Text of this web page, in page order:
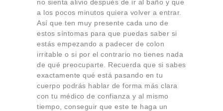
no sienta alivio después de ir al baño y que
a los pocos minutos quiera volver a entrar.
Así que ten muy presente cada uno de
estos síntomas para que puedas saber si
estás empezando a padecer de colon
irritable o si por el contrario no tienes nada
de qué preocuparte. Recuerda que si sabes
exactamente qué está pasando en tu
cuerpo podrás hablar de forma más clara
con tu médico de confianza y al mismo
tiempo, conseguir que este te haga un